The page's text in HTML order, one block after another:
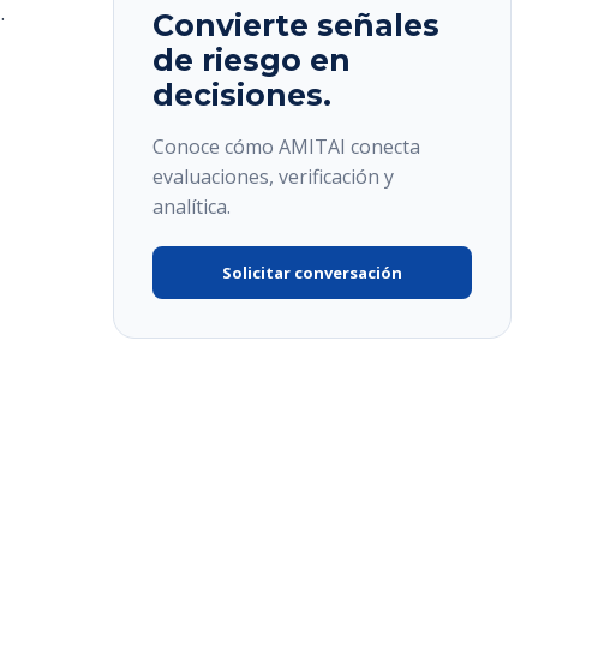
.
Convierte señales
de riesgo en
decisiones.
Conoce cómo AMITAI conecta
evaluaciones, verificación y
analítica.
Solicitar conversación